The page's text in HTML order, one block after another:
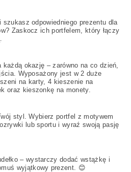
odpowiedniego prezentu dla
Zaskocz ich portfelem, który łączy
okazję – zarówno na co dzień,
Wyposażony jest w 2 duże
na karty, 4 kieszenie na
oraz kieszonkę na monety.
styl. Wybierz portfel z motywem
lub sportu i wyraź swoją pasję
– wystarczy dodać wstążkę i
wyjątkowy prezent. 😊